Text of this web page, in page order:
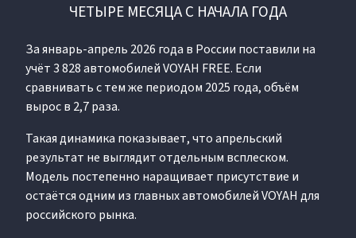
ЧЕТЫРЕ МЕСЯЦА С НАЧАЛА ГОДА
За январь-апрель 2026 года в России поставили на
учёт 3 828 автомобилей VOYAH FREE. Если
сравнивать с тем же периодом 2025 года, объём
вырос в 2,7 раза.
Такая динамика показывает, что апрельский
результат не выглядит отдельным всплеском.
Модель постепенно наращивает присутствие и
остаётся одним из главных автомобилей VOYAH для
российского рынка.